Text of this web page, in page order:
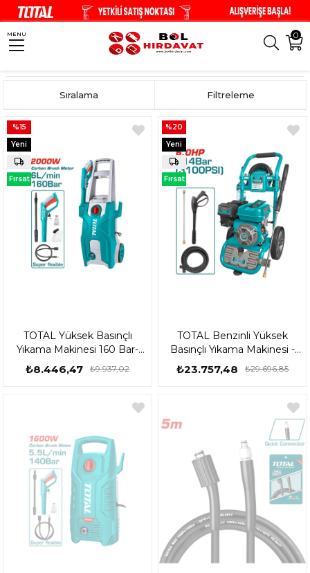
0
MENU
Filtreleme
Sıralama
TOTAL Yüksek Basınçlı
Yıkama Makinesi 160 Bar-
2000W - TGT11376
₺8.446,47 ₺9.937,02
%15
Yeni
Ürün
Fırsat
TOTAL Benzinli Yüksek
Basınçlı Yıkama Makinesi -
TGT250105E
₺23.757,48 ₺29.696,85
%20
Yeni
Ürün
Fırsat
Ürünü